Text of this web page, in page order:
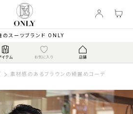
のスーツブランド ONLY
素材感のあるブラウンの綺麗めコーデ